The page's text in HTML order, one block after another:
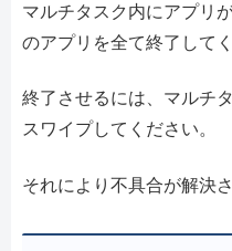
マルチタスク内にアプリ
のアプリを全て終了してく
終了させるには、マルチ
スワイプしてください。
それにより不具合が解決